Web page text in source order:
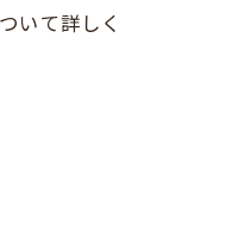
いて詳しく